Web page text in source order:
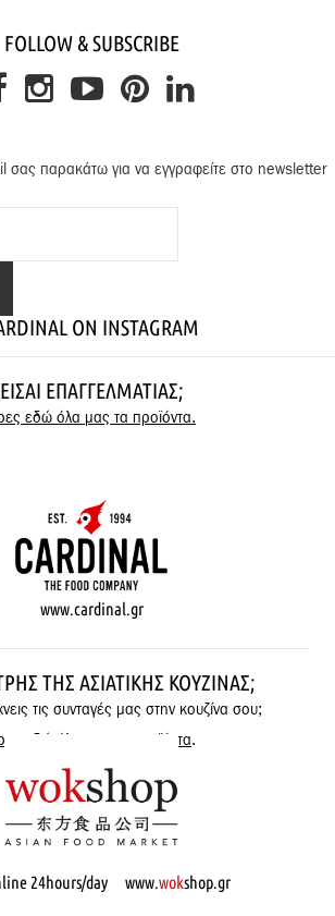
FOLLOW & SUBSCRIBE
σας παρακάτω για να εγγραφείτε στο newsletter
ON INSTAGRAM
ΕΊΣΑΙ ΕΠΑΓΓΕΛΜΑΤΊΑΣ;
εδώ όλα μας τα προϊόντα.
www.cardinal.gr
ΤΗΣ ΑΣΙΑΤΙΚΉΣ ΚΟΥΖΊΝΑΣ;
τις συνταγές μας στην κουζίνα σου;
εδώ όλα μας τα προϊόντα.
24hours/day www.wokshop.gr